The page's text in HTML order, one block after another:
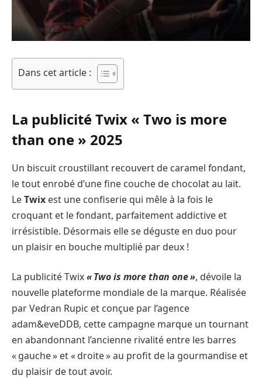
Dans cet article :
La publicité Twix « Two is more
than one » 2025
Un biscuit croustillant recouvert de caramel fondant,
le tout enrobé d’une fine couche de chocolat au lait.
LeTwix est une confiserie qui mêle à la fois le
croquant et le fondant, parfaitement addictive et
irrésistible. Désormais elle se déguste en duo pour
un plaisir en bouche multiplié par deux !
La publicité Twix« Two is more than one », dévoile la
nouvelle plateforme mondiale de la marque. Réalisée
par Vedran Rupic et conçue par l’agence
adam&eveDDB, cette campagne marque un tournant
en abandonnant l’ancienne rivalité entre les barres
« gauche » et « droite » au profit de la gourmandise et
du plaisir de tout avoir.